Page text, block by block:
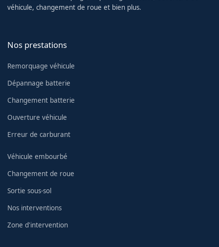
véhicule, changement de roue et bien plus.
Nos prestations
Remorquage véhicule
Dépannage batterie
Changement batterie
Ouverture véhicule
Erreur de carburant
Véhicule embourbé
Changement de roue
Sortie sous-sol
Nos interventions
Zone d'intervention